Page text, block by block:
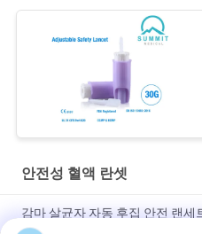
안전성 혈액 란셋
감마 살균자 자동 후집 안전 랜세